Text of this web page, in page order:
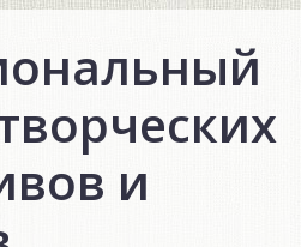
и